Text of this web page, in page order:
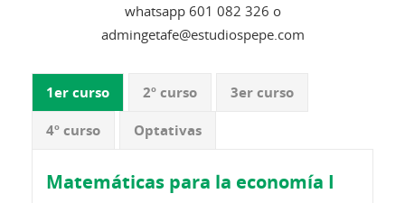
whatsapp 601 082 326 o
admingetafe@estudiospepe.com
1er curso 2º curso
3er curso
4º curso
Optativas
Matemáticas para la economía I